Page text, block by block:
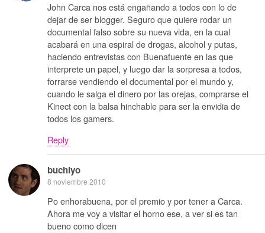
John Carca nos está engañando a todos con lo de
dejar de ser blogger. Seguro que quiere rodar un
documental falso sobre su nueva vida, en la cual
acabará en una espiral de drogas, alcohol y putas,
haciendo entrevistas con Buenafuente en las que
interprete un papel, y luego dar la sorpresa a todos,
forrarse vendiendo el documental por el mundo y,
cuando le salga el dinero por las orejas, comprarse el
Kinect con la balsa hinchable para ser la envidia de
todos los gamers.
Reply
buchiyo
8 noviembre 2010
Po enhorabuena, por el premio y por tener a Carca.
Ahora me voy a visitar el horno ese, a ver si es tan
bueno como dicen